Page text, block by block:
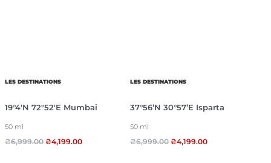
LES DESTINATIONS
19°4′N 72°52′E Mumbai
50 ml
₴6,999.00 ₴4,199.00
LES DESTINATIONS
37°56’N 30°57’E Isparta
50 ml
₴6,999.00 ₴4,199.00